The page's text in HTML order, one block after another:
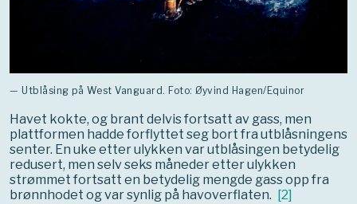
— Utblåsing på West Vanguard. Foto: Øyvind Hagen/Equinor
Havet kokte, og brant delvis fortsatt av gass, men
plattformen hadde forflyttet seg bort fra utblåsningens
senter. En uke etter ulykken var utblåsingen betydelig
redusert, men selv seks måneder etter ulykken
strømmet fortsatt en betydelig mengde gass opp fra
brønnhodet og var synlig på havoverflaten. [2]